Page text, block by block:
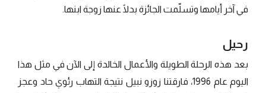
في آخر أيامها وتسلّمت الجائزة بدلًا عنها زوجة ابنها.
رحيل
بعد هذه الرحلة الطويلة والأعمال الخالدة إلى الآن في مثل هذا
اليوم عام 1996، فارقتنا زوزو نبيل نتيجة التهاب رئوي حاد وعجز